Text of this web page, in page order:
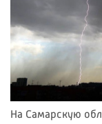
На Самарскую